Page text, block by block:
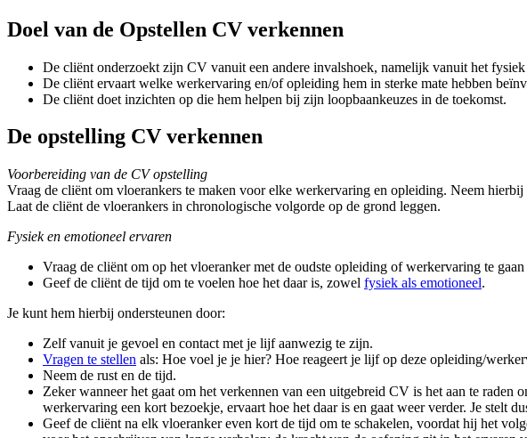
Doel van de Opstellen CV verkennen
De cliënt onderzoekt zijn CV vanuit een andere invalshoek, namelijk vanuit het fysiek
De cliënt ervaart welke werkervaring en/of opleiding hem in sterke mate hebben
De cliënt doet inzichten op die hem helpen bij zijn loopbaankeuzes in de toekomst.
De opstelling CV verkennen
Voorbereiding van de CV opstelling
Vraag de cliënt om vloerankers te maken voor elke werkervaring en opleiding. Neem
Laat de cliënt de vloerankers in chronologische volgorde op de grond leggen.
Fysiek en emotioneel ervaren
Vraag de cliënt om op het vloeranker met de oudste opleiding of werkervaring te gaan
Geef de cliënt de tijd om te voelen hoe het daar is, zowel fysiek als emotioneel.
Je kunt hem hierbij ondersteunen door:
Zelf vanuit je gevoel en contact met je lijf aanwezig te zijn.
Vragen te stellen als: Hoe voel je je hier? Hoe reageert je lijf op deze opleiding/
Neem de rust en de tijd.
Zeker wanneer het gaat om het verkennen van een uitgebreid CV is het aan te
werkervaring een kort bezoekje, ervaart hoe het daar is en gaat weer verder. Je stelt
Geef de cliënt na elk vloeranker even kort de tijd om te schakelen, voordat hij het